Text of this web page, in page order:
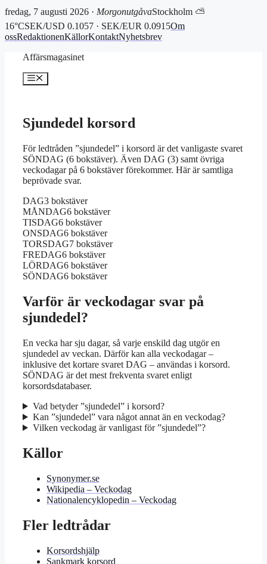
fredag, 7 augusti 2026 · MorgonutgåvaStockholm ⛅
16°CSEK/USD 0.1057 · SEK/EUR 0.0915Om
ossRedaktionenKällorKontaktNyhetsbrev
Affärsmagasinet
Meny
Sjundedel korsord
För ledtråden ”sjundedel” i korsord är det vanligaste svaret
SÖNDAG (6 bokstäver). Även DAG (3) samt övriga
veckodagar på 6 bokstäver förekommer. Här är samtliga
beprövade svar.
DAG3 bokstäver
MÅNDAG6 bokstäver
TISDAG6 bokstäver
ONSDAG6 bokstäver
TORSDAG7 bokstäver
FREDAG6 bokstäver
LÖRDAG6 bokstäver
SÖNDAG6 bokstäver
Varför är veckodagar svar på
sjundedel?
En vecka har sju dagar, så varje enskild dag utgör en
sjundedel av veckan. Därför kan alla veckodagar –
inklusive det kortare svaret DAG – användas i korsord.
SÖNDAG är det mest frekventa svaret enligt
korsordsdatabaser.
Vad betyder ”sjundedel” i korsord?
Kan ”sjundedel” vara något annat än en veckodag?
Vilken veckodag är vanligast för ”sjundedel”?
Källor
Synonymer.se
Wikipedia – Veckodag
Nationalencyklopedin – Veckodag
Fler ledtrådar
Korsordshjälp
Sankmark korsord